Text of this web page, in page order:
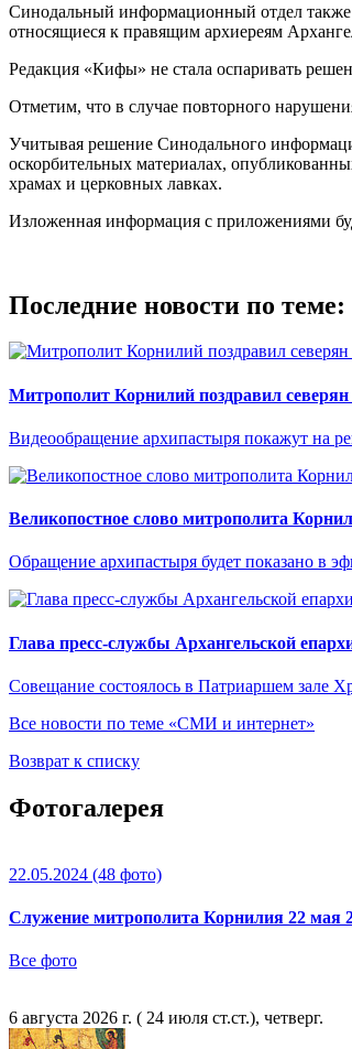
Синодальный информационный отдел также
относящиеся к правящим архиереям
Редакция «Кифы» не стала оспаривать
Отметим, что в случае повторного
Учитывая решение Синодального
оскорбительных материалах,
храмах и церковных лавках.
Изложенная информация с приложениями
Последние новости по
Митрополит Корнилий поздравил
Видеообращение архипастыря покажут на
Великопостное слово митрополита
Обращение архипастыря будет показано в
Глава пресс-службы Архангельской
Совещание состоялось в Патриаршем зале
Все новости по теме «СМИ и интернет»
Возврат к списку
Фотогалерея
22.05.2024 (48 фото)
Служение митрополита Корнилия 22 мая
Все фото
6 августа 2026 г. ( 24 июля ст.ст.), четверг.